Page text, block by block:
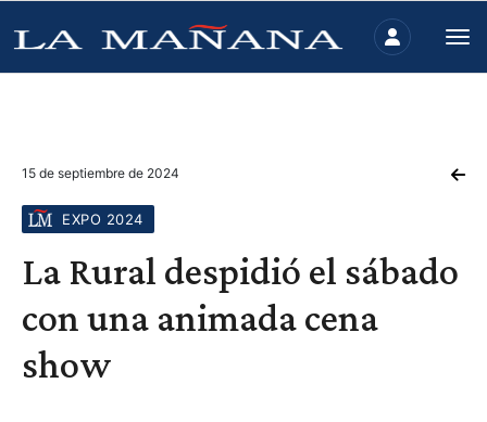
15 de septiembre de 2024
EXPO 2024
La Rural despidió el sábado
con una animada cena
show